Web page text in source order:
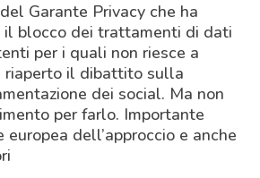
Garante Privacy che ha
il blocco dei trattamenti di dati
per i quali non riesce a
riaperto il dibattito sulla
dei social. Ma non
per farlo. Importante
europea dell’approccio e anche